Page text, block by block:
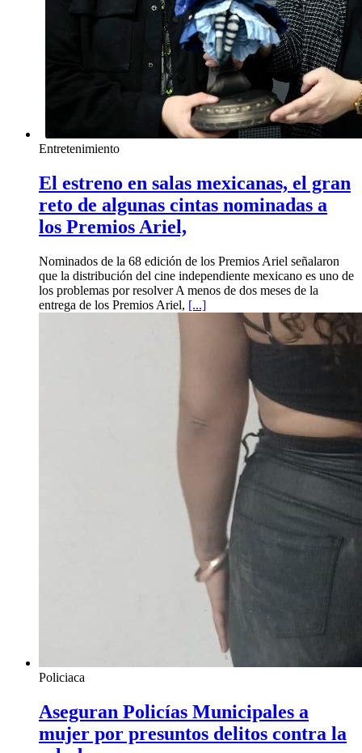
Entretenimiento
El estreno en salas mexicanas, el gran
reto de algunas cintas nominadas a
los Premios Ariel,
Nominados de la 68 edición de los Premios Ariel señalaron
que la distribución del cine independiente mexicano es uno de
los problemas por resolver A menos de dos meses de la
entrega de los Premios Ariel, [...]
Policiaca
Aseguran Policías Municipales a
mujer por presuntos delitos contra la